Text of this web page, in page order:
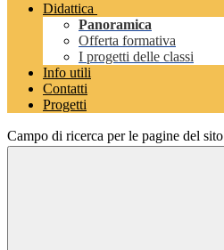
Didattica
Panoramica
Offerta formativa
I progetti delle classi
Info utili
Contatti
Progetti
Campo di ricerca per le pagine del sito